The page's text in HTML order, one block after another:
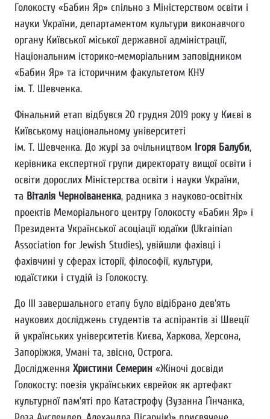
Голокосту «Бабин Яр» спільно з Міністерством освіти і
науки України, департаментом культури виконавчого
органу Київської міської державної адміністрації,
Національним історико-меморіальним заповідником
«Бабин Яр» та історичним факультетом КНУ
ім. Т. Шевченка.
Фінальний етап відбувся 20 грудня 2019 року у Києві в
Київському національному університеті
ім. Т. Шевченка. До журі за очільництвом Ігоря Балуби,
керівника експертної групи директорату вищої освіти і
освіти дорослих Міністерства освіти і науки України,
та Віталія Черноіваненка, радника з науково-освітніх
проектів Меморіального центру Голокосту «Бабин Яр» і
Президента Української асоціації юдаїки (Ukrainian
Association for Jewish Studies), увійшли фахівці і
фахівчині у сферах історії, філософії, культури,
юдаїстики і студій із Голокосту.
До ІІІ завершального етапу було відібрано дев’ять
наукових досліджень студентів та аспірантів зі Швеції
й українських університетів Києва, Харкова, Херсона,
Запоріжжя, Умані та, звісно, Острога.
Дослідження Христини Семерин «Жіночі досвіди
Голокосту: поезія українських єврейок як артефакт
культурної пам’яті про Катастрофу (Зузанна Ґінчанка,